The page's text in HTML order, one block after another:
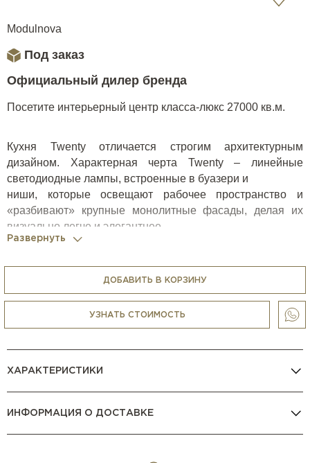
Modulnova
Под заказ
Официальный дилер бренда
Посетите интерьерный центр класса-люкс 27000 кв.м.
Кухня Twenty отличается строгим архитектурным
дизайном. Характерная черта Twenty – линейные
светодиодные лампы, встроенные в буазери и
ниши, которые освещают рабочее пространство и
«разбивают» крупные монолитные фасады, делая их
визуально легче и элегантнее.
Развернуть
ДОБАВИТЬ В КОРЗИНУ
УЗНАТЬ СТОИМОСТЬ
ХАРАКТЕРИСТИКИ
ИНФОРМАЦИЯ О ДОСТАВКЕ